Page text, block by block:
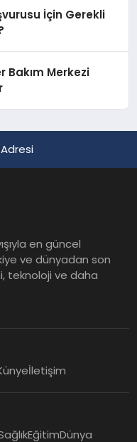
İçin Gerekli
Bakım Merkezi
en güncel
ve dünyadan son
teknoloji ve daha
İletişim
EğitimDünya